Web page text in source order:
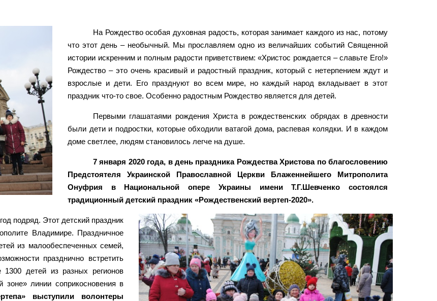
На Рождество особая духовная радость, которая занимает каждого из нас, потому
что этот день – необычный. Мы прославляем одно из величайших событий Священной
истории искренним и полным радости приветствием: «Христос рождается – славьте Его!»
Рождество – это очень красивый и радостный праздник, который с нетерпением ждут и
взрослые и дети. Его празднуют во всем мире, но каждый народ вкладывает в этот
праздник что-то свое. Особенно радостным Рождество является для детей.
Первыми глашатаями рождения Христа в рождественских обрядах в древности
были дети и подростки, которые обходили ватагой дома, распевая колядки. И в каждом
доме светлее, людям становилось легче на душе.
7 января 2020 года, в день праздника Рождества Христова по благословению
Предстоятеля Украинской Православной Церкви Блаженнейшего Митрополита
Онуфрия в Национальной опере Украины имени Т.Г.Шевченко состоялся
традиционный детский праздник «Рождественский вертеп-2020».
подряд. Этот детский праздник
Владимире. Праздничное
из малообеспеченных семей,
празднично встретить
детей из разных регионов
линии соприкосновения в
выступили волонтеры